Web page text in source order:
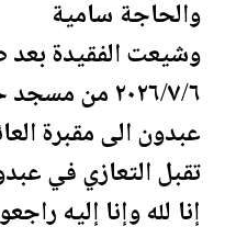
والحاجة سامية
وشيعت الفقيدة بعد
٢٠٢٦/٧/٦ من
عبدون الى مقبرة
تقبلالتعازي في
إنا لله وإنا إليه